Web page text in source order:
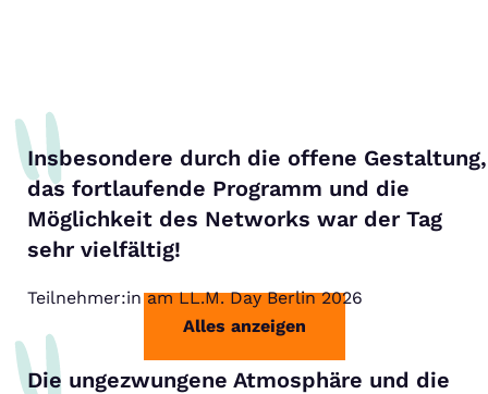
Alles anzeigen
Insbesondere durch die offene Gestaltung,
das fortlaufende Programm und die
Möglichkeit des Networks war der Tag
sehr vielfältig!
Teilnehmer:in am LL.M. Day Berlin 2026
Die ungezwungene Atmosphäre und die